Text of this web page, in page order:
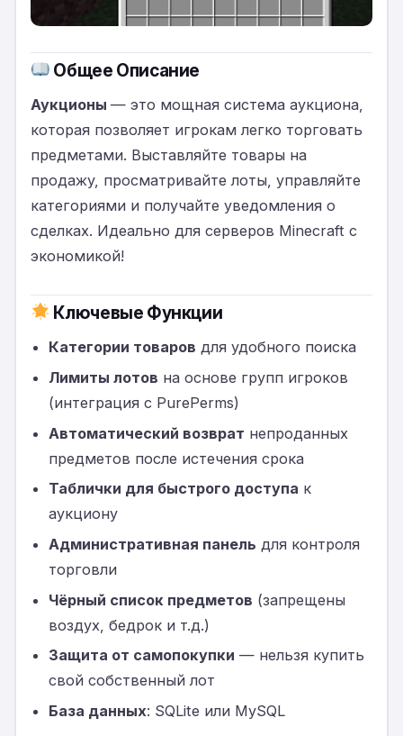
Общее Описание
Аукционы — это мощная система аукциона,
которая позволяет игрокам легко торговать
предметами. Выставляйте товары на
продажу, просматривайте лоты, управляйте
категориями и получайте уведомления о
сделках. Идеально для серверов Minecraft с
экономикой!
Ключевые Функции
Категории товаров для удобного поиска
Лимиты лотов на основе групп игроков
(интеграция с PurePerms)
Автоматический возврат непроданных
предметов после истечения срока
Таблички для быстрого доступа к
аукциону
Административная панель для контроля
торговли
Чёрный список предметов (запрещены
воздух, бедрок и т.д.)
Защита от самопокупки — нельзя купить
свой собственный лот
База данных: SQLite или MySQL